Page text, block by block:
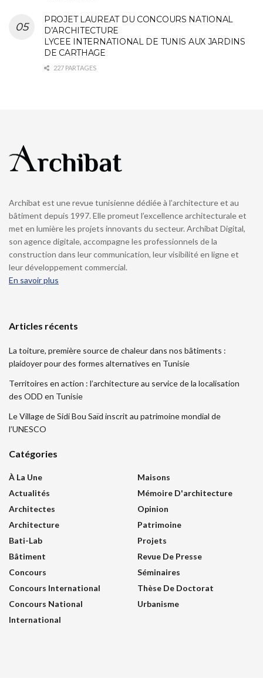
PROJET LAUREAT DU CONCOURS NATIONAL
D’ARCHITECTURE
LYCEE INTERNATIONAL DE TUNIS AUX JARDINS
DE CARTHAGE
227 PARTAGES
Archibat est une revue tunisienne dédiée à l’architecture et au
bâtiment depuis 1997. Elle promeut l’excellence architecturale et
met en lumière les projets innovants du secteur. Archibat Digital,
son agence digitale, accompagne les professionnels de la
construction dans leur communication, leur visibilité en ligne et
leur développement commercial.
En savoir plus
Articles récents
La toiture, première source de chaleur dans nos bâtiments :
plaidoyer pour des formes alternatives en Tunisie
Territoires en action : l’architecture au service de la localisation
des ODD en Tunisie
Le Village de Sidi Bou Saïd inscrit au patrimoine mondial de
l’UNESCO
Catégories
À La Une
Actualités
Architectes
Architecture
Bati-Lab
Bâtiment
Concours
Concours International
Concours National
International
Maisons
Mémoire D'architecture
Opinion
Patrimoine
Projets
Revue De Presse
Séminaires
Thèse De Doctorat
Urbanisme